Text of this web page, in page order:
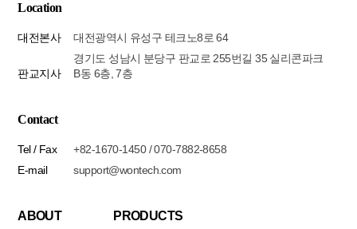
Location
대전본사 대전광역시 유성구 테크노8로 64
판교지사
경기도 성남시 분당구 판교로 255번길 35 실리콘파크
B동 6층, 7층
Contact
Tel / Fax
+82-1670-1450 / 070-7882-8658
E-mail
support@wontech.com
ABOUT PRODUCTS